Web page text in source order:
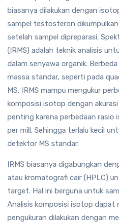
biasanya dilakukan dengan
sampel testosteron
setelah sampel dipreparasi.
(IRMS) adalah teknik analisis
dalam senyawa organik.
massa standar, seperti pada
MS, IRMS mampu mengukur
komposisi isotop dengan
penting karena perbedaan rasio
per mill. Sehingga terlalu kecil
detektor MS standar.
IRMS biasanya digabungkan
atau kromatografi cair (HPLC)
target. Hal ini berguna untuk
Analisis komposisi isotop dapat
pengukuran dilakukan dengan